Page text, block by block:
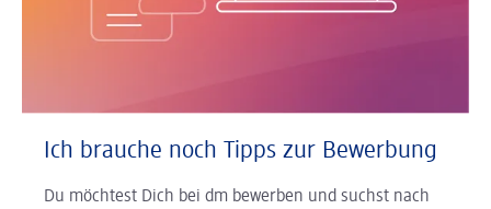
Ich brauche noch Tipps zur Bewerbung
Du möchtest Dich bei dm bewerben und suchst nach